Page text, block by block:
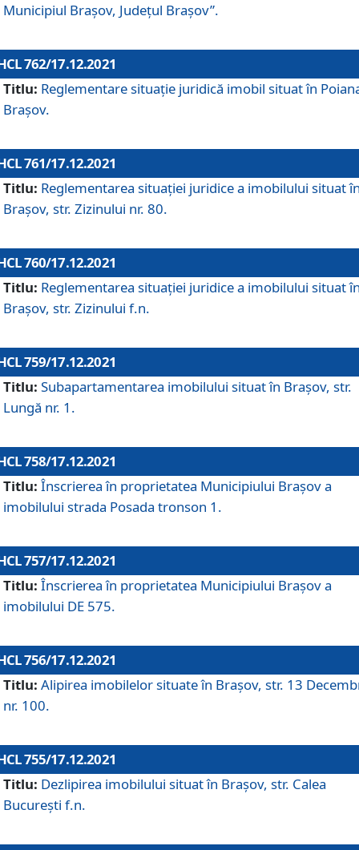
Municipiul Brașov, Județul Brașov”.
762/17.12.2021
Titlu: Reglementare situație juridică imobil situat în
Brașov.
761/17.12.2021
Titlu: Reglementarea situației juridice a imobilului situat
Brașov, str. Zizinului nr. 80.
760/17.12.2021
Titlu: Reglementarea situației juridice a imobilului situat
Brașov, str. Zizinului f.n.
759/17.12.2021
Titlu: Subapartamentarea imobilului situat în Brașov, str.
Lungă nr. 1.
758/17.12.2021
Titlu: Înscrierea în proprietatea Municipiului Brașov a
imobilului strada Posada tronson 1.
757/17.12.2021
Titlu: Înscrierea în proprietatea Municipiului Brașov a
imobilului DE 575.
756/17.12.2021
Titlu: Alipirea imobilelor situate în Brașov, str. 13
nr. 100.
755/17.12.2021
Titlu: Dezlipirea imobilului situat în Brașov, str. Calea
București f.n.